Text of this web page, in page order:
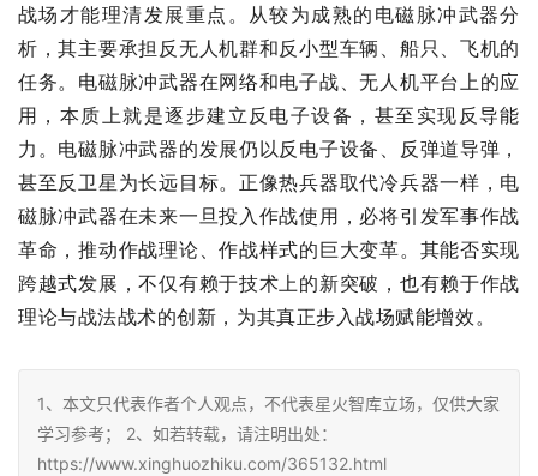
战场才能理清发展重点。从较为成熟的电磁脉冲武器分
析，其主要承担反无人机群和反小型车辆、船只、飞机的
任务。电磁脉冲武器在网络和电子战、无人机平台上的应
用，本质上就是逐步建立反电子设备，甚至实现反导能
力。电磁脉冲武器的发展仍以反电子设备、反弹道导弹，
甚至反卫星为长远目标。正像热兵器取代冷兵器一样，电
磁脉冲武器在未来一旦投入作战使用，必将引发军事作战
革命，推动作战理论、作战样式的巨大变革。其能否实现
跨越式发展，不仅有赖于技术上的新突破，也有赖于作战
理论与战法战术的创新，为其真正步入战场赋能增效。
1、本文只代表作者个人观点，不代表星火智库立场，仅供大家
学习参考； 2、如若转载，请注明出处：
https://www.xinghuozhiku.com/365132.html